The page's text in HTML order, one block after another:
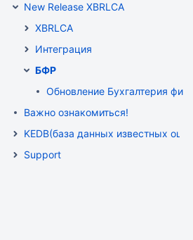
New Release XBRLCA
XBRLCA
Интеграция
БФР
Обновление Бухгалтерия
Важно ознакомиться!
KEDB(база данных известных
Support